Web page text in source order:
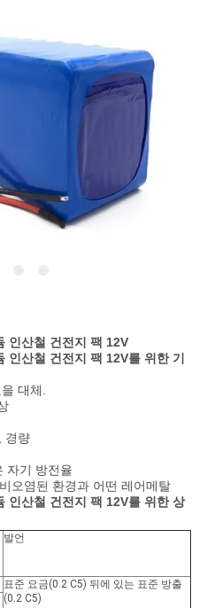
인산철 건전지 팩 12V
인산철 건전지 팩 12V를 위한 기
대체.
경량
자기 방전율
오염된 환경과 어떤 레어메탈
인산철 건전지 팩 12V를 위한 상
발언
표준 요금(0.2 C5) 뒤에 있는 표준 방출
(0.2 C5)